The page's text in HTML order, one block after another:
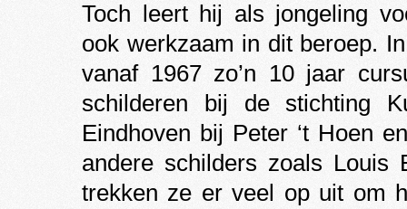
Toch leert hij als jongeling
ook werkzaam in dit beroep.
vanaf 1967 zo’n 10 jaar
schilderen bij de stichting
Eindhoven bij Peter ‘t Hoen
andere schilders zoals Louis
trekken ze er veel op uit om